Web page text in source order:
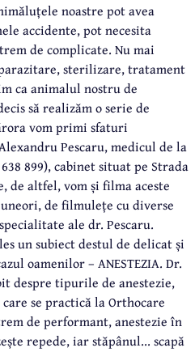
noastre pot avea
accidente, pot necesita
de complicate. Nu mai
sterilizare, tratament
ca animalul nostru de
să realizăm o serie de
vom primi sfaturi
Pescaru, medicul de la
899), cabinet situat pe Strada
de altfel, vom și filma aceste
de filmulețe cu diverse
ale dr. Pescaru.
un subiect destul de delicat și
oamenilor – ANESTEZIA. Dr.
despre tipurile de anestezie,
se practică la Orthocare
de performant, anestezie în
repede, iar stăpânul... scapă